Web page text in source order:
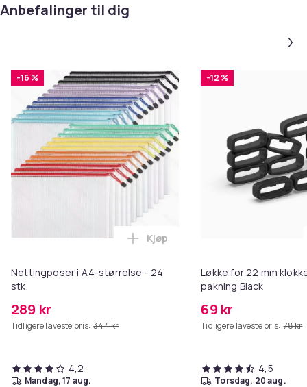
Anbefalinger til dig
-16 %
Nettingposer i A4-størrelse - 24
stk.
289 kr
Tidligere laveste pris: 344 kr
Legg Nettingposer i A4-
Kjøp
4,2
mandag, 17 aug.
-12 %
Løkke for 22 mm
pakning Black
69 kr
Tidligere laveste pris: 78 kr
4,5
torsdag, 20 aug.